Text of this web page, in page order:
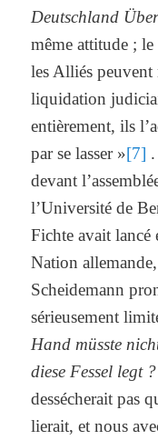
Deutschland
même attitude ;
les Alliés peuvent
liquidation
entièrement, ils
par se lasser »[7]
devant
l’Université de
Fichte avait lancé
Nation
Scheidemann
sérieusement
Hand müsste
diese Fessel legt
dessécherait pas
lierait, et nous